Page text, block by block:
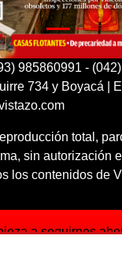
985860991 - (042)
734 y Boyacá |
total,
sin autorización
los contenidos de
a seguirnos